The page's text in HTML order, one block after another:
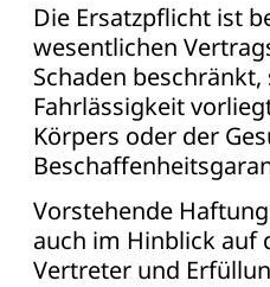
Die Ersatzpflicht ist
wesentlichen
Schaden
Fahrlässigkeit
Körpers oder der
Vorstehende
auch im Hinblick auf
Vertreter und